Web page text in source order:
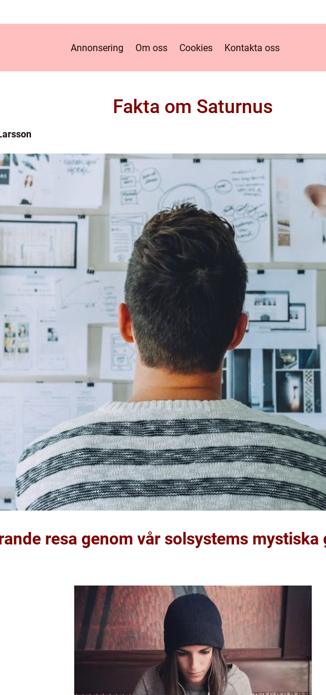
Annonsering Om oss Cookies Kontakta oss
Fakta om Saturnus
resa genom vår solsystems mystiska